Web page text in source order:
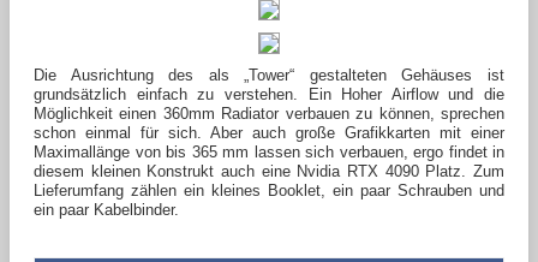
Die Ausrichtung des als „Tower“ gestalteten Gehäuses ist
grundsätzlich einfach zu verstehen. Ein Hoher Airflow und die
Möglichkeit einen 360mm Radiator verbauen zu können, sprechen
schon einmal für sich. Aber auch große Grafikkarten mit einer
Maximallänge von bis 365 mm lassen sich verbauen, ergo findet in
diesem kleinen Konstrukt auch eine Nvidia RTX 4090 Platz. Zum
Lieferumfang zählen ein kleines Booklet, ein paar Schrauben und
ein paar Kabelbinder.